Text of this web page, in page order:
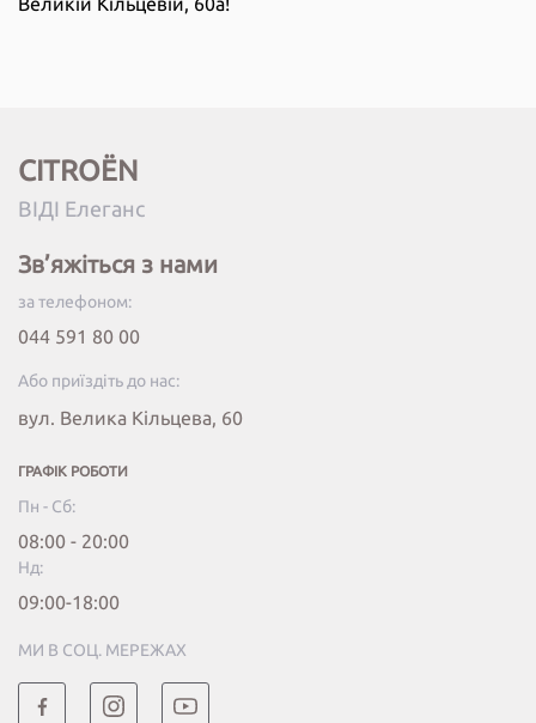
CITROËN
ВІДІ Елеганс
Зв’яжіться з нами
за телефоном:
044 591 80 00
Або приїздіть до нас:
вул. Велика Кільцева, 60
ГРАФІК РОБОТИ
Пн - Сб:
08:00 - 20:00
Нд:
09:00-18:00
МИ В СОЦ. МЕРЕЖАХ